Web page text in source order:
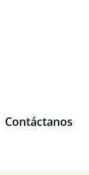
Contáctanos